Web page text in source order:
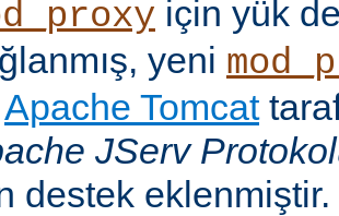
için yük
yeni
Apache Tomcat
JServ
destek eklenmiştir.